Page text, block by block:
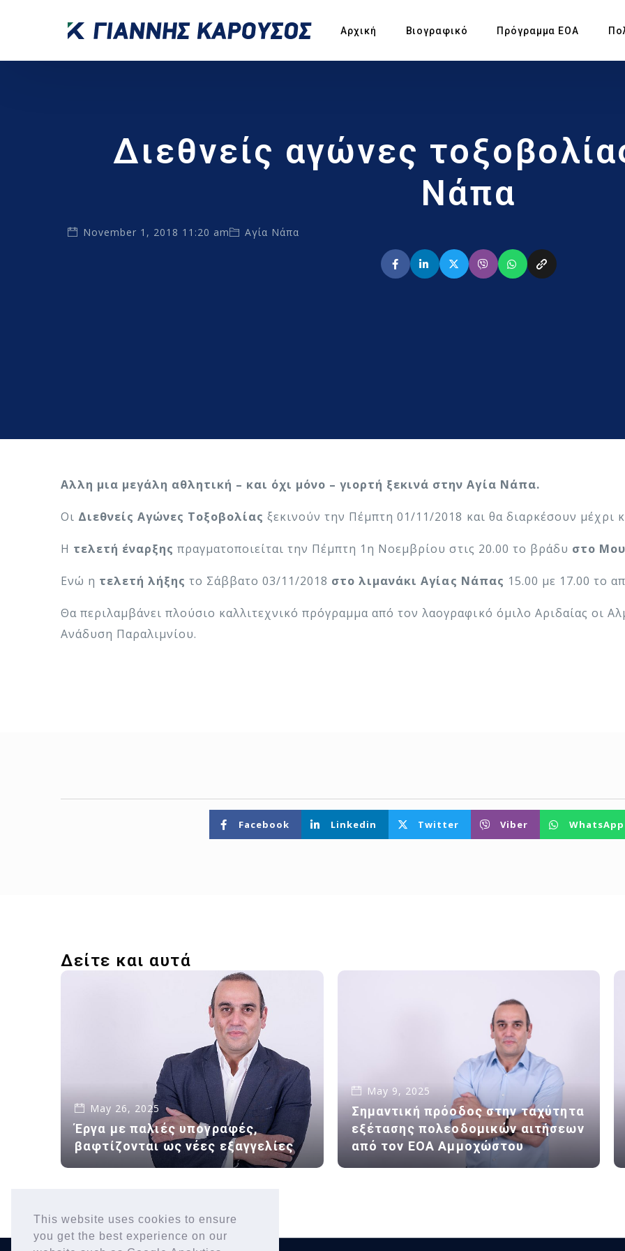
This website uses cookies to ensure
you get the best experience on our
Αρχική Βιογραφικό Πρόγραμμα ΕΟΑ
Διεθνείς αγώνες
Νάπα
November 1, 2018 11:20 am Αγία Νάπα
Αλλη μια μεγάλη αθλητική – και όχι μόνο – γιορτή ξεκινά στην Αγία Νάπα.
Οι Διεθνείς Αγώνες Τοξοβολίας ξεκινούν την Πέμπτη 01/11/2018 και θα διαρκέσουν μέχρι
H τελετή έναρξης πραγματοποιείται την Πέμπτη 1η Νοεμβρίου στις 20.00 το βράδυ στο
Ενώ η τελετή λήξης το Σάββατο 03/11/2018 στο λιμανάκι Αγίας Νάπας 15.00 με 17.00 το
Θα περιλαμβάνει πλούσιο καλλιτεχνικό πρόγραμμα από τον λαογραφικό όμιλο Αριδαίας οι
Ανάδυση Παραλιμνίου.
Facebook Linkedin Twitter Viber WhatsApp
Δείτε και αυτά
May 26, 2025
Έργα με παλιές υπογραφές,
βαφτίζονται ως νέες εξαγγελίες
May 9, 2025
Σημαντική πρόοδος στην ταχύτητα
εξέτασης πολεοδομικών αιτήσεων
από τον ΕΟΑ Αμμοχώστου